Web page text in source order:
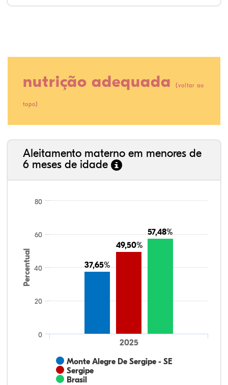
nutrição adequada (voltar ao
topo)
Aleitamento materno em menores de
6 meses de idade
Percentual 37,65%
37,65%
49,50%
49,50%
57,48%
57,48%
Monte Alegre De Sergipe - SE
Sergipe
Brasil
2025
0
20
40
60
80
13,23%
2,33%
0,00%
82,49%
0,39%
1,56%
35,89%
3,62%
0,11%
52,11%
2,54%
5,72%